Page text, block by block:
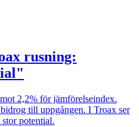
rusning:
2,2% för jämförelseindex.
till uppgången. I Troax ser
potential.